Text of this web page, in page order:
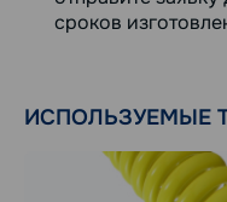
сроков
ИСПОЛЬЗУЕМЫЕ